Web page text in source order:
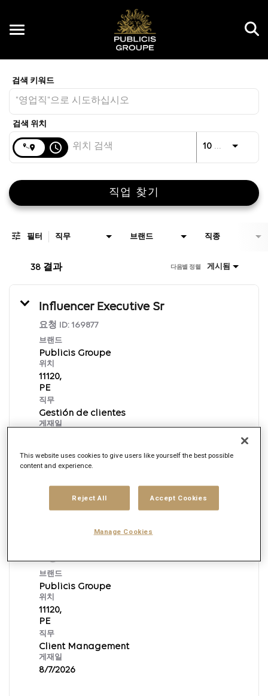
Toggle
KR
access_time 10 킬로미터
직업 찾기
필터 직무 브랜드 직종
38 결과 게시됨
다음별 정렬
Influencer Executive Sr
요청 ID: 169877
브랜드
Publicis Groupe
위치
11120,
직무
Gestión de clientes
게재일
Spanish
요청 ID:169877
브랜드
Publicis Groupe
위치
11120,
직무
Client Management
게재일
8/7/2026
This website uses cookies to give users like yourself the best possible
content and experience.
Reject All Accept Cookies
Manage Cookies